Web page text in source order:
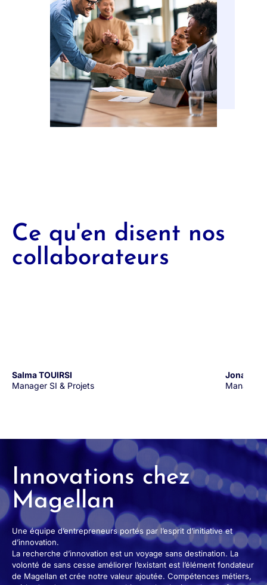
Ce qu'en disent nos
collaborateurs
Salma TOUIRSI
Manager SI & Projets
Jonathan
Manager
Innovations chez
Magellan
Une équipe d’entrepreneurs portés par l’esprit d’initiative et
d’innovation.
La recherche d’innovation est un voyage sans destination. La
volonté de sans cesse améliorer l’existant est l’élément fondateur
de Magellan et crée notre valeur ajoutée. Compétences métiers,